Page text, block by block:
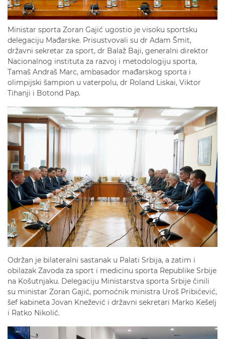
Ministar sporta Zoran Gajić ugostio je visoku sportsku
delegaciju Mađarske. Prisustvovali su dr Adam Šmit,
državni sekretar za sport, dr Balaž Baji, generalni direktor
Nacionalnog instituta za razvoj i metodologiju sporta,
Tamaš Andraš Marc, ambasador mađarskog sporta i
olimpijski šampion u vaterpolu, dr Roland Liskai, Viktor
Tihanji i Botond Pap.
Održan je bilateralni sastanak u Palati Srbija, a zatim i
obilazak Zavoda za sport i medicinu sporta Republike Srbije
na Košutnjaku. Delegaciju Ministarstva sporta Srbije činili
su ministar Zoran Gajić, pomoćnik ministra Uroš Pribićević,
šef kabineta Jovan Knežević i državni sekretari Marko Kešelj
i Ratko Nikolić.